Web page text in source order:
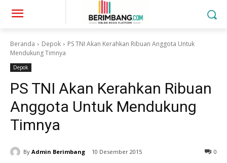
Beranda Depok
PS TNI Akan Kerahkan Ribuan Anggota Untuk
Mendukung Timnya
Depok
PS TNI Akan Kerahkan Ribuan
Anggota Untuk Mendukung
Timnya
By Admin Berimbang 10 Desember 2015 0